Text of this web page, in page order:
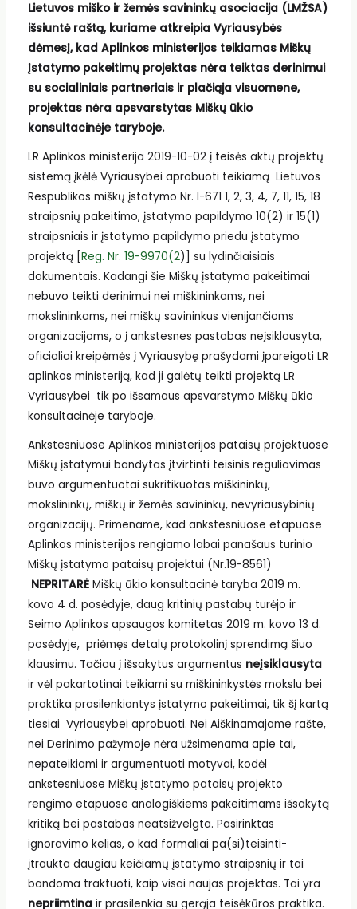
Lietuvos miško ir žemės savininkų asociacija (LMŽSA)
išsiuntė raštą, kuriame atkreipia Vyriausybės
dėmesį, kad Aplinkos ministerijos teikiamas Miškų
įstatymo pakeitimų projektas nėra teiktas derinimui
su socialiniais partneriais ir plačiąja visuomene,
projektas nėra apsvarstytas Miškų ūkio
konsultacinėje taryboje.
LR Aplinkos ministerija 2019-10-02 į teisės aktų projektų
sistemą įkėlė Vyriausybei aprobuoti teikiamą Lietuvos
Respublikos miškų įstatymo Nr. I-671 1, 2, 3, 4, 7, 11, 15, 18
straipsnių pakeitimo, įstatymo papildymo 10(2) ir 15(1)
straipsniais ir įstatymo papildymo priedu įstatymo
projektą [Reg. Nr. 19-9970(2)] su lydinčiaisiais
dokumentais. Kadangi šie Miškų įstatymo pakeitimai
nebuvo teikti derinimui nei miškininkams, nei
mokslininkams, nei miškų savininkus vienijančioms
organizacijoms, o į ankstesnes pastabas neįsiklausyta,
oficialiai kreipėmės į Vyriausybę prašydami įpareigoti LR
aplinkos ministeriją, kad ji galėtų teikti projektą LR
Vyriausybei tik po išsamaus apsvarstymo Miškų ūkio
konsultacinėje taryboje.
Ankstesniuose Aplinkos ministerijos pataisų projektuose
Miškų įstatymui bandytas įtvirtinti teisinis reguliavimas
buvo argumentuotai sukritikuotas miškininkų,
mokslininkų, miškų ir žemės savininkų, nevyriausybinių
organizacijų. Primename, kad ankstesniuose etapuose
Aplinkos ministerijos rengiamo labai panašaus turinio
Miškų įstatymo pataisų projektui (Nr.19-8561)
NEPRITARĖ Miškų ūkio konsultacinė taryba 2019 m.
kovo 4 d. posėdyje, daug kritinių pastabų turėjo ir
Seimo Aplinkos apsaugos komitetas 2019 m. kovo 13 d.
posėdyje, priėmęs detalų protokolinį sprendimą šiuo
klausimu. Tačiau į išsakytus argumentus neįsiklausyta
ir vėl pakartotinai teikiami su miškininkystės mokslu bei
praktika prasilenkiantys įstatymo pakeitimai, tik šį kartą
tiesiai Vyriausybei aprobuoti. Nei Aiškinamajame rašte,
nei Derinimo pažymoje nėra užsimenama apie tai,
nepateikiami ir argumentuoti motyvai, kodėl
ankstesniuose Miškų įstatymo pataisų projekto
rengimo etapuose analogiškiems pakeitimams išsakytą
kritiką bei pastabas neatsižvelgta. Pasirinktas
ignoravimo kelias, o kad formaliai pa(si)teisinti-
įtraukta daugiau keičiamų įstatymo straipsnių ir tai
bandoma traktuoti, kaip visai naujas projektas. Tai yra
nepriimtina ir prasilenkia su gerąja teisėkūros praktika.